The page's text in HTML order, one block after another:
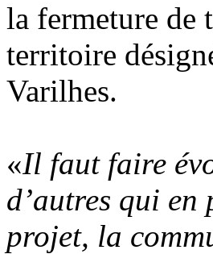
la fermeture de
territoire
Varilhes.
«Il faut faire
d’autres qui
projet, la